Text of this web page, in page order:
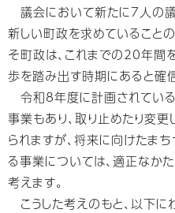
議会において新たに7人の
新しい町政を求めていること
そ町政は、これまでの20年間
歩を踏み出す時期にあると確
令和8年度に計画されてい
事業もあり、取り止めたり変
られますが、将来に向けたま
る事業については、適正なか
考えます。
こうした考えのもと、以下